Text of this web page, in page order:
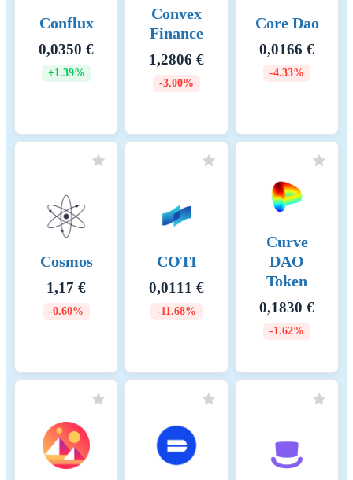
Conflux
0,0350 €
+1.39%
Convex
Finance
1,2806 €
-3.00%
Core Dao
0,0166 €
-4.33%
Cosmos
1,17 €
-0.60%
COTI
0,0111 €
-11.68%
Curve
DAO
Token
0,1830 €
-1.62%